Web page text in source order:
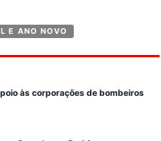
E ANO NOVO
às corporações de bombeiros